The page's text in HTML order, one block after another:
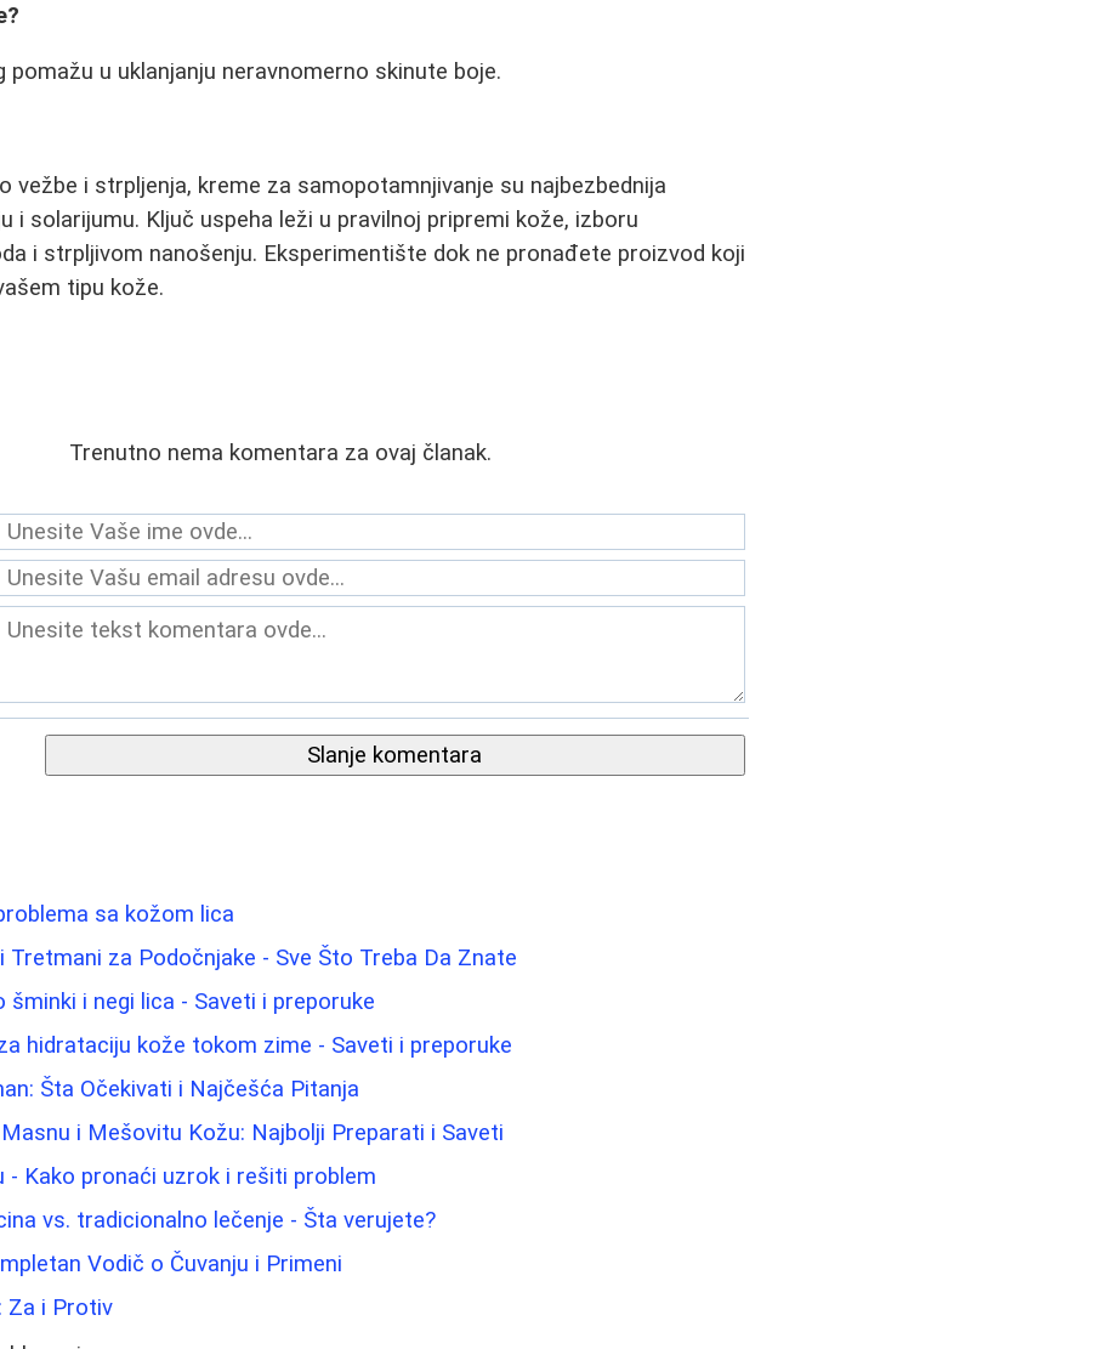
pomažu u uklanjanju neravnomerno skinute boje.
vežbe i strpljenja, kreme za samopotamnjivanje su najbezbednija
i solarijumu. Ključ uspeha leži u pravilnoj pripremi kože, izboru
i strpljivom nanošenju. Eksperimentište dok ne pronađete proizvod koji
tipu kože.
Trenutno nema komentara za ovaj članak.
Slanje komentara
sa kožom lica
Tretmani za Podočnjake - Sve Što Treba Da Znate
šminki i negi lica - Saveti i preporuke
hidrataciju kože tokom zime - Saveti i preporuke
Šta Očekivati i Najčešća Pitanja
i Mešovitu Kožu: Najbolji Preparati i Saveti
- Kako pronaći uzrok i rešiti problem
vs. tradicionalno lečenje - Šta verujete?
Vodič o Čuvanju i Primeni
Za i Protiv